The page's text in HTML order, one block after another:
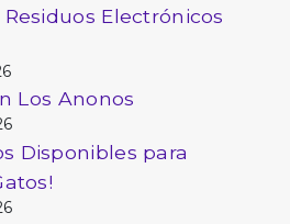
Electrónicos
Los Anonos
Disponibles para